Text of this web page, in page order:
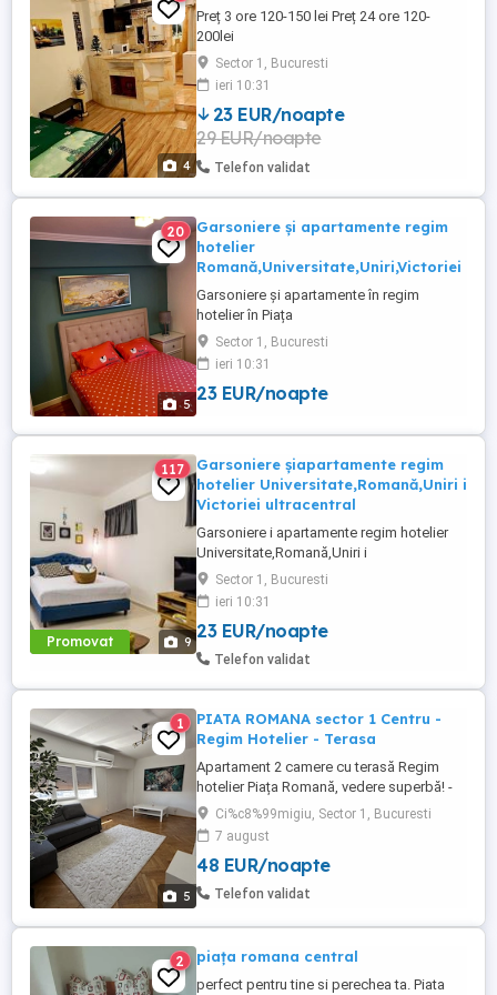
4
Preț 3 ore 120-150 lei Preț 24 ore 120-
200lei
Sector 1, Bucuresti
ieri 10:31
23 EUR/noapte
29 EUR/noapte
Telefon validat
5
20
Garsoniere și apartamente regim
hotelier
Romană,Universitate,Uniri,Victoriei
Garsoniere și apartamente în regim
hotelier în Piața
Universități,Romană,Victoriei și Uniri
Garsoniere 120-200 lei Apartamente 200-
300 lei Pt video și mai multe detali
accesați site
Sector 1, Bucuresti
ieri 10:31
23 EUR/noapte
Promovat 9
117
Garsoniere șiapartamente regim
hotelier Universitate,Romană,Uniri i
Victoriei ultracentral
Garsoniere i apartamente regim hotelier
Universitate,Romană,Uniri i
Victoriei,renovate recent i utilate complet.
Preț: De la 120-200 lei pentru 3 ore Preț
garsoniere 120-200 lei pentru noapte Preț
apartamente 200-300 lei pentru noapte
Cazare muncitori
Sector 1, Bucuresti
ieri 10:31
23 EUR/noapte
Telefon validat
5
1
PIATA ROMANA sector 1 Centru -
Regim Hotelier - Terasa
Apartament 2 camere cu terasă Regim
hotelier Piața Romană, vedere superbă! -
Locație excelentă: Piața Romană Langa
gura de metrou - - Suprafață: 60 mp |
Compartimentare: decomandat - Vedere
stradală + terasă spațioasă cu vedere
către București - Apartamentul este
Ci%c8%99migiu, Sector 1, Bucuresti
7 august
48 EUR/noapte
Telefon validat
2 piața romana central
perfect pentru tine si perechea ta. Piata